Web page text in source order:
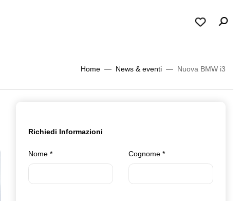
Home News & eventi Nuova BMW i3
Richiedi Informazioni
Nome * Cognome *